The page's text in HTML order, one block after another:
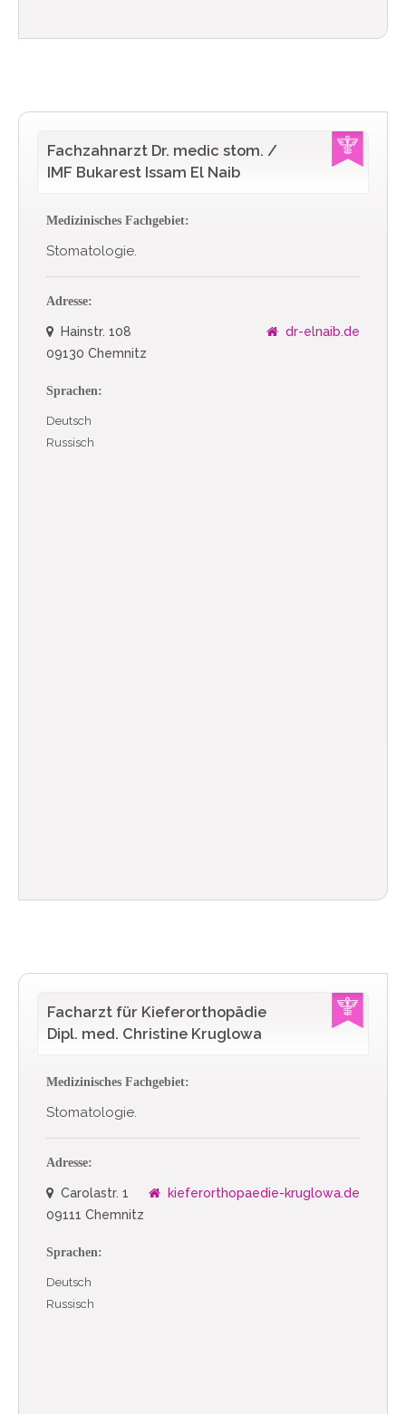
Fachzahnarzt Dr. medic stom. /
IMF Bukarest Issam El Naib
Medizinisches Fachgebiet:
Stomatologie.
Adresse:
Hainstr. 108
09130 Chemnitz
dr-elnaib.de
Sprachen:
Deutsch
Russisch
Facharzt für Kieferorthopädie
Dipl. med. Christine Kruglowa
Medizinisches Fachgebiet:
Stomatologie.
Adresse:
Carolastr. 1
09111 Chemnitz
kieferorthopaedie-kruglowa.de
Sprachen:
Deutsch
Russisch